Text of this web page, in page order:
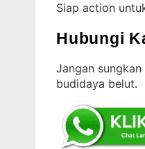
Siap action
Hubungi
Jangan
budidaya belut.